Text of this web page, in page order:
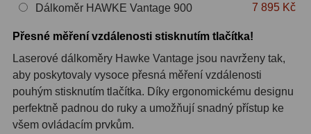
OIII9
Hβ6
SII2
Dálkoměr HAWKE Vantage 900 7 895 Kč
Přesné měření vzdálenosti stisknutím tlačítka!
Laserové dálkoměry Hawke Vantage jsou navrženy tak,
aby poskytovaly vysoce přesná měření vzdálenosti
pouhým stisknutím tlačítka. Díky ergonomickému designu
perfektně padnou do ruky a umožňují snadný přístup ke
všem ovládacím prvkům.